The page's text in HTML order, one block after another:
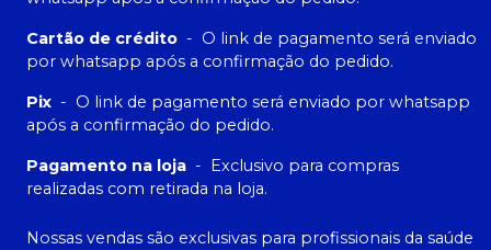
Cartão de crédito - O link de pagamento será enviado
por whatsapp após a confirmação do pedido.
Pix - O link de pagamento será enviado por whatsapp
após a confirmação do pedido.
Pagamento na loja -
Exclusivo para compras
realizadas com retirada na loja.
Nossas vendas são exclusivas para profissionais da saúde